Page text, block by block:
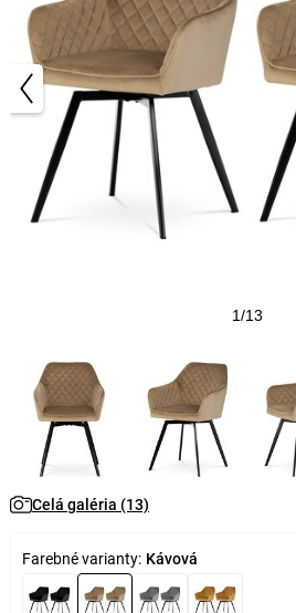
1/13
Celá galéria (13)
Farebné varianty: Kávová